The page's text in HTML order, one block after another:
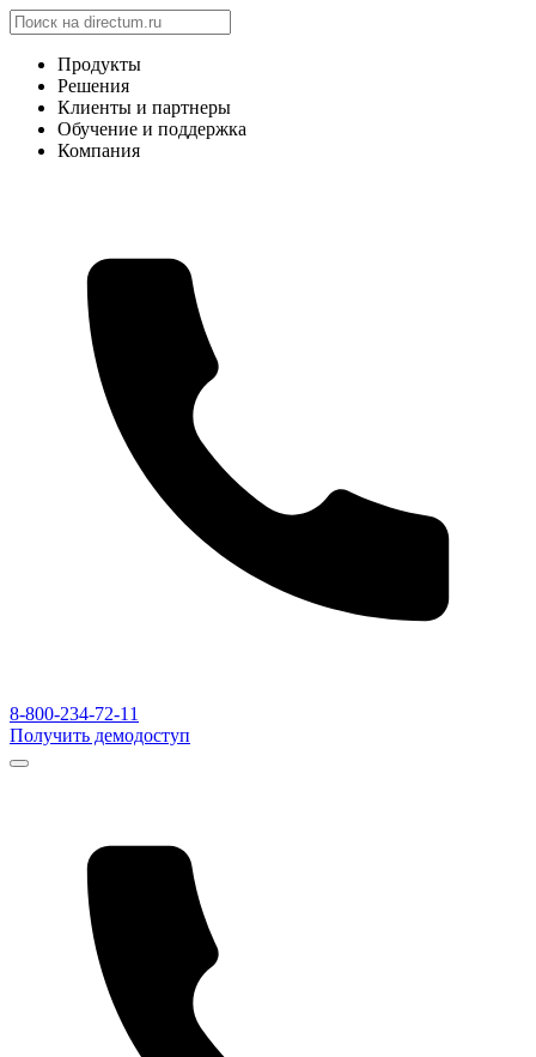
Продукты
Решения
Клиенты и партнеры
Обучение и поддержка
Компания
8-800-234-72-11
Получить демодоступ